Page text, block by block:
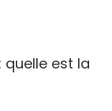
quelle est la